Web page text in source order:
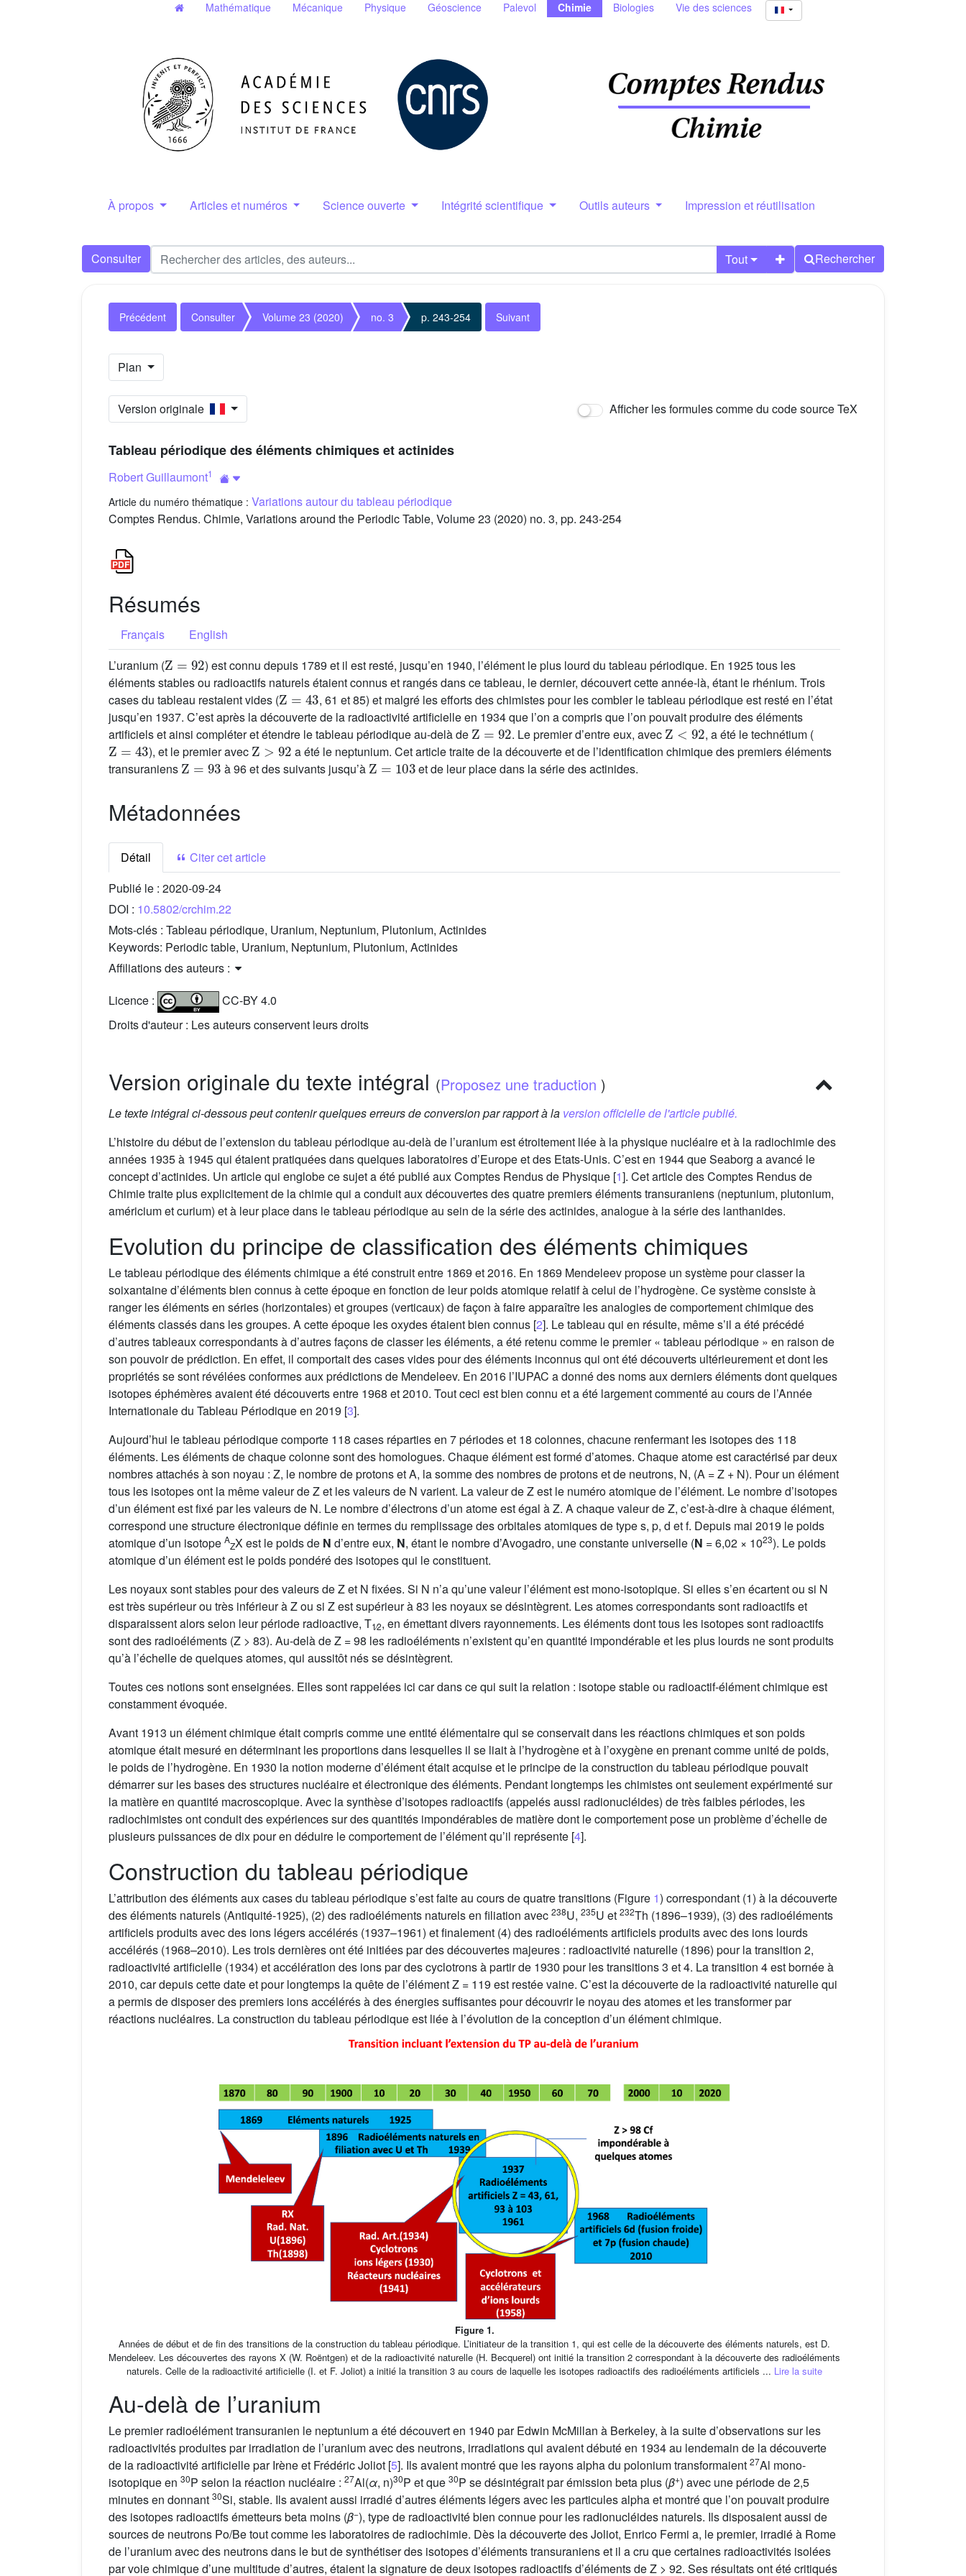
Mathématique Mécanique Physique Géoscience Palevol Chimie Biologies Vie des sciences
À propos Articles et numéros Science ouverte Intégrité scientifique Outils auteurs Impression et réutilisation
Consulter Tout Rechercher
Précédent Consulter Volume 23 (2020) no. 3 p. 243-254 Suivant
Plan
Version originale Afficher les formules comme du code source TeX
Tableau périodique des éléments chimiques et actinides
Robert Guillaumont1
Article du numéro thématique : Variations autour du tableau périodique
Comptes Rendus. Chimie, Variations around the Periodic Table, Volume 23 (2020) no. 3, pp. 243-254
Résumés
Français
English
L’uranium (
Z=92
) est connu depuis 1789 et il est resté, jusqu’en 1940, l’élément le plus lourd du tableau périodique. En 1925 tous les
éléments stables ou radioactifs naturels étaient connus et rangés dans ce tableau, le dernier, découvert cette année-là, étant le rhénium. Trois
cases du tableau restaient vides (
Z=43
, 61 et 85) et malgré les efforts des chimistes pour les combler le tableau périodique est resté en l’état
jusqu’en 1937. C’est après la découverte de la radioactivité artificielle en 1934 que l’on a compris que l’on pouvait produire des éléments
artificiels et ainsi compléter et étendre le tableau périodique au-delà de
Z =92
. Le premier d’entre eux, avec
Z<92
, a été le technétium (
Z=43
), et le premier avec
Z>92
a été le neptunium. Cet article traite de la découverte et de l’identification chimique des premiers éléments
transuraniens
Z=93
à 96 et des suivants jusqu’à
Z=103
et de leur place dans la série des actinides.
Métadonnées
Détail
Citer cet article
Publié le : 2020-09-24
DOI : 10.5802/crchim.22
Mots-clés : Tableau périodique, Uranium, Neptunium, Plutonium, Actinides
Keywords: Periodic table, Uranium, Neptunium, Plutonium, Actinides
Affiliations des auteurs :
Licence :
CC-BY 4.0
Droits d'auteur : Les auteurs conservent leurs droits
Version originale du texte intégral (Proposez une traduction )
Le texte intégral ci-dessous peut contenir quelques erreurs de conversion par rapport à la version officielle de l'article publié.
L’histoire du début de l’extension du tableau périodique au-delà de l’uranium est étroitement liée à la physique nucléaire et à la radiochimie des
années 1935 à 1945 qui étaient pratiquées dans quelques laboratoires d’Europe et des Etats-Unis. C’est en 1944 que Seaborg a avancé le
concept d’actinides. Un article qui englobe ce sujet a été publié aux Comptes Rendus de Physique [1]. Cet article des Comptes Rendus de
Chimie traite plus explicitement de la chimie qui a conduit aux découvertes des quatre premiers éléments transuraniens (neptunium, plutonium,
américium et curium) et à leur place dans le tableau périodique au sein de la série des actinides, analogue à la série des lanthanides.
Evolution du principe de classification des éléments chimiques
Le tableau périodique des éléments chimique a été construit entre 1869 et 2016. En 1869 Mendeleev propose un système pour classer la
soixantaine d’éléments bien connus à cette époque en fonction de leur poids atomique relatif à celui de l’hydrogène. Ce système consiste à
ranger les éléments en séries (horizontales) et groupes (verticaux) de façon à faire apparaître les analogies de comportement chimique des
éléments classés dans les groupes. A cette époque les oxydes étaient bien connus [2]. Le tableau qui en résulte, même s’il a été précédé
d’autres tableaux correspondants à d’autres façons de classer les éléments, a été retenu comme le premier « tableau périodique » en raison de
son pouvoir de prédiction. En effet, il comportait des cases vides pour des éléments inconnus qui ont été découverts ultérieurement et dont les
propriétés se sont révélées conformes aux prédictions de Mendeleev. En 2016 l’IUPAC a donné des noms aux derniers éléments dont quelques
isotopes éphémères avaient été découverts entre 1968 et 2010. Tout ceci est bien connu et a été largement commenté au cours de l’Année
Internationale du Tableau Périodique en 2019 [3].
Aujourd’hui le tableau périodique comporte 118 cases réparties en 7 périodes et 18 colonnes, chacune renfermant les isotopes des 118
éléments. Les éléments de chaque colonne sont des homologues. Chaque élément est formé d’atomes. Chaque atome est caractérisé par deux
nombres attachés à son noyau : Z, le nombre de protons et A, la somme des nombres de protons et de neutrons, N, (A = Z + N). Pour un élément
tous les isotopes ont la même valeur de Z et les valeurs de N varient. La valeur de Z est le numéro atomique de l’élément. Le nombre d’isotopes
d’un élément est fixé par les valeurs de N. Le nombre d’électrons d’un atome est égal à Z. A chaque valeur de Z, c’est-à-dire à chaque élément,
correspond une structure électronique définie en termes du remplissage des orbitales atomiques de type s, p, d et f. Depuis mai 2019 le poids
atomique d’un isotope A
ZX est le poids de N d’entre eux, N, étant le nombre d’Avogadro, une constante universelle (N = 6,02 × 1023). Le poids
atomique d’un élément est le poids pondéré des isotopes qui le constituent.
Les noyaux sont stables pour des valeurs de Z et N fixées. Si N n’a qu’une valeur l’élément est mono-isotopique. Si elles s’en écartent ou si N
est très supérieur ou très inférieur à Z ou si Z est supérieur à 83 les noyaux se désintègrent. Les atomes correspondants sont radioactifs et
disparaissent alors selon leur période radioactive, T1∕2, en émettant divers rayonnements. Les éléments dont tous les isotopes sont radioactifs
sont des radioéléments (Z > 83). Au-delà de Z = 98 les radioéléments n’existent qu’en quantité impondérable et les plus lourds ne sont produits
qu’à l’échelle de quelques atomes, qui aussitôt nés se désintègrent.
Toutes ces notions sont enseignées. Elles sont rappelées ici car dans ce qui suit la relation : isotope stable ou radioactif-élément chimique est
constamment évoquée.
Avant 1913 un élément chimique était compris comme une entité élémentaire qui se conservait dans les réactions chimiques et son poids
atomique était mesuré en déterminant les proportions dans lesquelles il se liait à l’hydrogène et à l’oxygène en prenant comme unité de poids,
le poids de l’hydrogène. En 1930 la notion moderne d’élément était acquise et le principe de la construction du tableau périodique pouvait
démarrer sur les bases des structures nucléaire et électronique des éléments. Pendant longtemps les chimistes ont seulement expérimenté sur
la matière en quantité macroscopique. Avec la synthèse d’isotopes radioactifs (appelés aussi radionucléides) de très faibles périodes, les
radiochimistes ont conduit des expériences sur des quantités impondérables de matière dont le comportement pose un problème d’échelle de
plusieurs puissances de dix pour en déduire le comportement de l’élément qu’il représente [4].
Construction du tableau périodique
L’attribution des éléments aux cases du tableau périodique s’est faite au cours de quatre transitions (Figure 1) correspondant (1) à la découverte
des éléments naturels (Antiquité-1925), (2) des radioéléments naturels en filiation avec 238U, 235U et 232Th (1896–1939), (3) des radioéléments
artificiels produits avec des ions légers accélérés (1937–1961) et finalement (4) des radioéléments artificiels produits avec des ions lourds
accélérés (1968–2010). Les trois dernières ont été initiées par des découvertes majeures : radioactivité naturelle (1896) pour la transition 2,
radioactivité artificielle (1934) et accélération des ions par des cyclotrons à partir de 1930 pour les transitions 3 et 4. La transition 4 est bornée à
2010, car depuis cette date et pour longtemps la quête de l’élément Z = 119 est restée vaine. C’est la découverte de la radioactivité naturelle qui
a permis de disposer des premiers ions accélérés à des énergies suffisantes pour découvrir le noyau des atomes et les transformer par
réactions nucléaires. La construction du tableau périodique est liée à l’évolution de la conception d’un élément chimique.
Figure 1.
Années de début et de fin des transitions de la construction du tableau périodique. L’initiateur de la transition 1, qui est celle de la découverte des éléments naturels, est D.
Mendeleev. Les découvertes des rayons X (W. Roëntgen) et de la radioactivité naturelle (H. Becquerel) ont initié la transition 2 correspondant à la découverte des radioéléments
naturels. Celle de la radioactivité artificielle (I. et F. Joliot) a initié la transition 3 au cours de laquelle les isotopes radioactifs des radioéléments artificiels ... Lire la suite
Au-delà de l’uranium
Le premier radioélément transuranien le neptunium a été découvert en 1940 par Edwin McMillan à Berkeley, à la suite d’observations sur les
radioactivités produites par irradiation de l’uranium avec des neutrons, irradiations qui avaient débuté en 1934 au lendemain de la découverte
de la radioactivité artificielle par Irène et Frédéric Joliot [5]. Ils avaient montré que les rayons alpha du polonium transformaient 27Al mono-
isotopique en 30P selon la réaction nucléaire : 27Al(α, n)30P et que 30P se désintégrait par émission beta plus (β+) avec une période de 2,5
minutes en donnant 30Si, stable. Ils avaient aussi irradié d’autres éléments légers avec les particules alpha et montré que l’on pouvait produire
des isotopes radioactifs émetteurs beta moins (β−), type de radioactivité bien connue pour les radionucléides naturels. Ils disposaient aussi de
sources de neutrons Po/Be tout comme les laboratoires de radiochimie. Dès la découverte des Joliot, Enrico Fermi a, le premier, irradié à Rome
de l’uranium avec des neutrons dans le but de synthétiser des isotopes d’éléments transuraniens et il a cru que certaines radioactivités isolées
par voie chimique d’une multitude d’autres, étaient la signature de deux isotopes radioactifs d’éléments de Z > 92. Ses résultats ont été critiqués